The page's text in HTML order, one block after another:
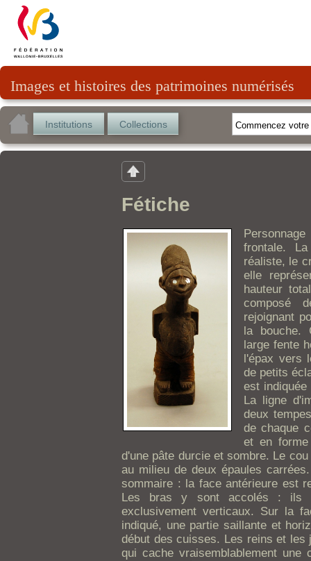
Images et histoires des patrimoines numérisés
Institutions Collections
Fétiche
frontale.
réaliste, le
elle
hauteur
composé
rejoignant
la bouche.
large fente
l'épax vers
de petits
est indiquée
La ligne
deux
de chaque
et en
d'une pâte durcie et sombre. Le
au milieu de deux épaules
sommaire : la face antérieure est
Les bras y sont accolés : ils
exclusivement verticaux. Sur la
indiqué, une partie saillante et
début des cuisses. Les reins et
qui cache vraisemblablement